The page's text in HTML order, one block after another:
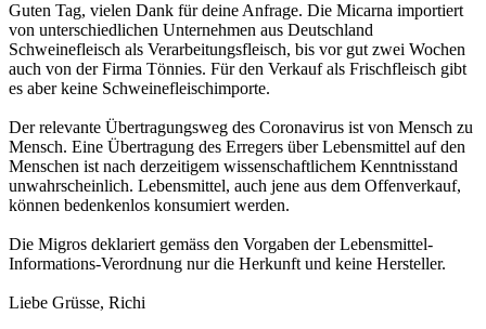
Guten Tag, vielen Dank für deine Anfrage. Die Micarna importiert
von unterschiedlichen Unternehmen aus Deutschland
Schweinefleisch als Verarbeitungsfleisch, bis vor gut zwei Wochen
auch von der Firma Tönnies. Für den Verkauf als Frischfleisch gibt
es aber keine Schweinefleischimporte.
Der relevante Übertragungsweg des Coronavirus ist von Mensch zu
Mensch. Eine Übertragung des Erregers über Lebensmittel auf den
Menschen ist nach derzeitigem wissenschaftlichem Kenntnisstand
unwahrscheinlich. Lebensmittel, auch jene aus dem Offenverkauf,
können bedenkenlos konsumiert werden.
Die Migros deklariert gemäss den Vorgaben der Lebensmittel-
Informations-Verordnung nur die Herkunft und keine Hersteller.
Liebe Grüsse, Richi